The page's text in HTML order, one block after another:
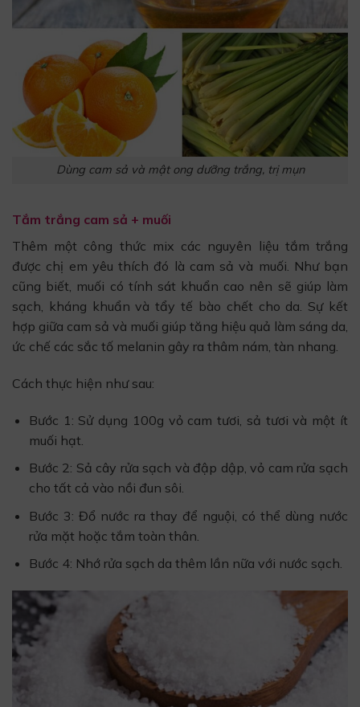
Dùng cam sả và mật ong dưỡng trắng, trị mụn
Tắm trắng cam sả + muối
Thêm một công thức mix các nguyên liệu tắm trắng
được chị em yêu thích đó là cam sả và muối. Như bạn
cũng biết, muối có tính sát khuẩn cao nên sẽ giúp làm
sạch, kháng khuẩn và tẩy tế bào chết cho da. Sự kết
hợp giữa cam sả và muối giúp tăng hiệu quả làm sáng da,
ức chế các sắc tố melanin gây ra thâm nám, tàn nhang.
Cách thực hiện như sau:
Bước 1: Sử dụng 100g vỏ cam tươi, sả tươi và một ít
muối hạt.
Bước 2: Sả cây rửa sạch và đập dập, vỏ cam rửa sạch
cho tất cả vào nồi đun sôi.
Bước 3: Đổ nước ra thay để nguội, có thể dùng nước
rửa mặt hoặc tắm toàn thân.
Bước 4: Nhớ rửa sạch da thêm lần nữa với nước sạch.